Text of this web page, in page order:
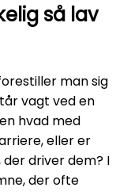
så lav
man sig
vagt ved en
hvad med
eller er
driver dem? I
der ofte